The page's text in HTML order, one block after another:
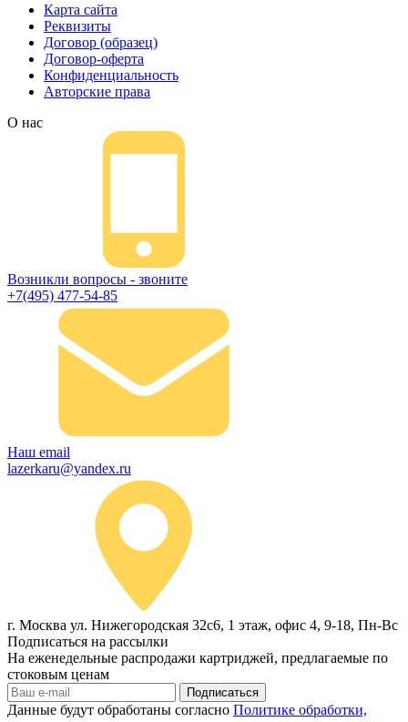
Карта сайта
Реквизиты
Договор (образец)
Договор-оферта
Конфиденциальность
Авторские права
О нас
Возникли вопросы - звоните
+7(495) 477-54-85
Наш email
lazerkaru@yandex.ru
г. Москва ул. Нижегородская 32с6, 1 этаж, офис 4, 9-18, Пн-Вс
Подписаться на рассылки
На еженедельные распродажи картриджей, предлагаемые по
стоковым ценам
Подписаться
Данные будут обработаны согласно Политике обработки,